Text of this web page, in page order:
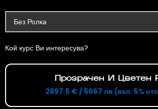
Кой курс Ви интересува?
Прозрачен И Цветен
2897.5 € / 5667 лв (вкл. 5%